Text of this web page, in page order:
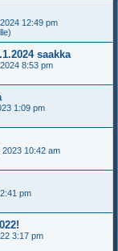
12:49 pm
saakka
8:53 pm
1:09 pm
10:42 am
pm
3:17 pm